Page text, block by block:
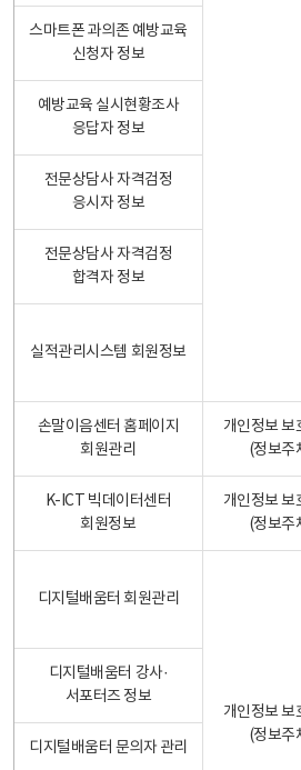
스마트폰 과의존 예방교육
신청자 정보
예방교육 실시현황조사
응답자 정보
전문상담사 자격검정
응시자 정보
전문상담사 자격검정
합격자 정보
실적관리시스템 회원정보
손말이음센터 홈페이지
회원관리
개인정보 보
(정보주
K-ICT 빅데이터센터
회원정보
개인정보 보
(정보주
디지털배움터 회원관리
개인정보 보
(정보주
디지털배움터 강사·
서포터즈 정보
디지털배움터 문의자 관리